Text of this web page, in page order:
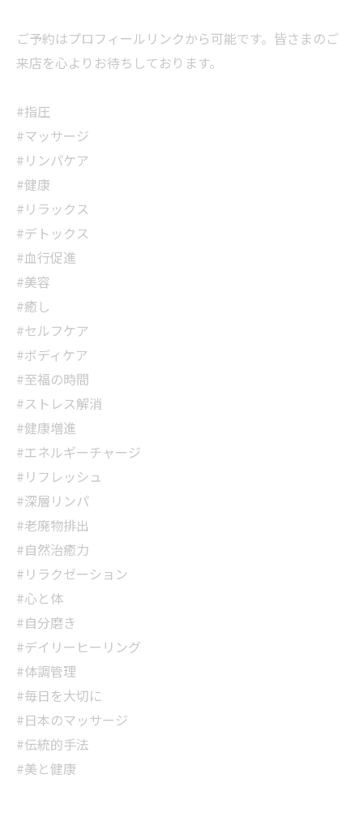
ご予約はプロフィールリンクから可能です。皆さまのご
来店を心よりお待ちしております。
#指圧
#マッサージ
#リンパケア
#健康
#リラックス
#デトックス
#血行促進
#美容
#癒し
#セルフケア
#ボディケア
#至福の時間
#ストレス解消
#健康増進
#エネルギーチャージ
#リフレッシュ
#深層リンパ
#老廃物排出
#自然治癒力
#リラクゼーション
#心と体
#自分磨き
#デイリーヒーリング
#体調管理
#毎日を大切に
#日本のマッサージ
#伝統的手法
#美と健康
当サロンの公式LINE@にお友達登録頂いたお客様は